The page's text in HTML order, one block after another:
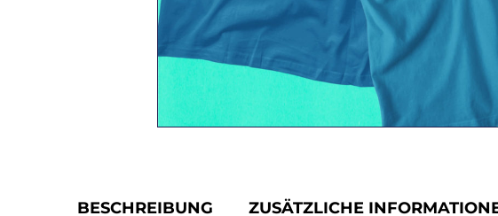
BESCHREIBUNG ZUSÄTZLICHE